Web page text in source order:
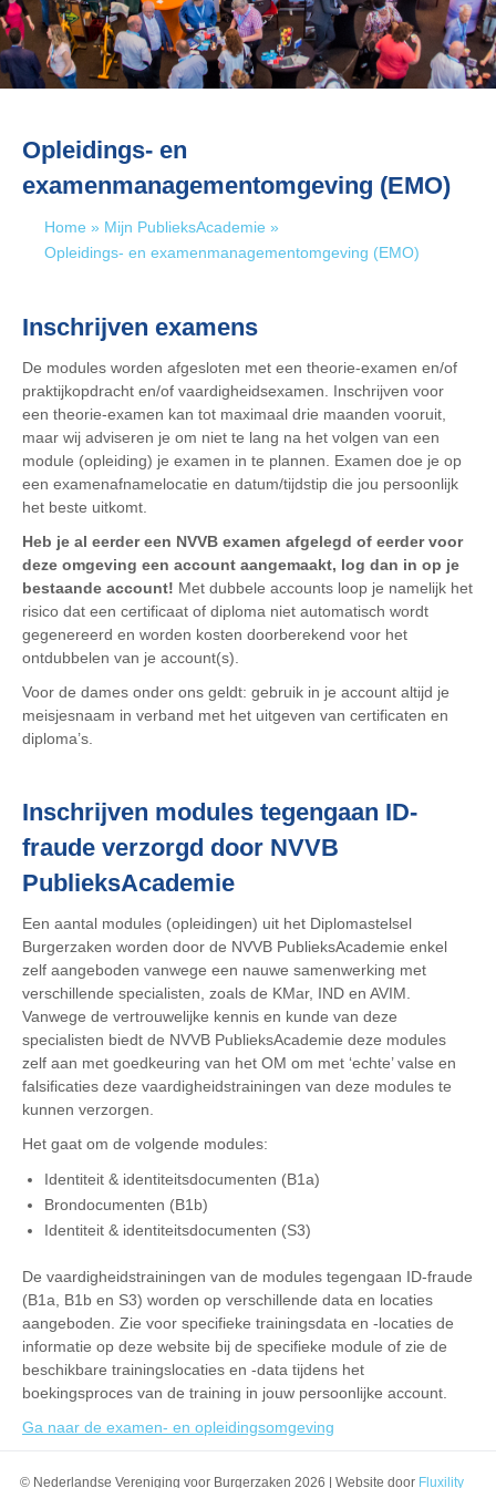
Opleidings- en
examenmanagementomgeving (EMO)
Home » Mijn PublieksAcademie »
Opleidings- en examenmanagementomgeving (EMO)
Inschrijven examens
De modules worden afgesloten met een theorie-examen en/of
praktijkopdracht en/of vaardigheidsexamen. Inschrijven voor
een theorie-examen kan tot maximaal drie maanden vooruit,
maar wij adviseren je om niet te lang na het volgen van een
module (opleiding) je examen in te plannen. Examen doe je op
een examenafnamelocatie en datum/tijdstip die jou persoonlijk
het beste uitkomt.
Heb je al eerder een NVVB examen afgelegd of eerder voor
deze omgeving een account aangemaakt, log dan in op je
bestaande account! Met dubbele accounts loop je namelijk het
risico dat een certificaat of diploma niet automatisch wordt
gegenereerd en worden kosten doorberekend voor het
ontdubbelen van je account(s).
Voor de dames onder ons geldt: gebruik in je account altijd je
meisjesnaam in verband met het uitgeven van certificaten en
diploma’s.
Inschrijven modules tegengaan ID-
fraude verzorgd door NVVB
PublieksAcademie
Een aantal modules (opleidingen) uit het Diplomastelsel
Burgerzaken worden door de NVVB PublieksAcademie enkel
zelf aangeboden vanwege een nauwe samenwerking met
verschillende specialisten, zoals de KMar, IND en AVIM.
Vanwege de vertrouwelijke kennis en kunde van deze
specialisten biedt de NVVB PublieksAcademie deze modules
zelf aan met goedkeuring van het OM om met ‘echte’ valse en
falsificaties deze vaardigheidstrainingen van deze modules te
kunnen verzorgen.
Het gaat om de volgende modules:
Identiteit & identiteitsdocumenten (B1a)
Brondocumenten (B1b)
Identiteit & identiteitsdocumenten (S3)
De vaardigheidstrainingen van de modules tegengaan ID-fraude
(B1a, B1b en S3) worden op verschillende data en locaties
aangeboden. Zie voor specifieke trainingsdata en -locaties de
informatie op deze website bij de specifieke module of zie de
beschikbare trainingslocaties en -data tijdens het
boekingsproces van de training in jouw persoonlijke account.
Ga naar de examen- en opleidingsomgeving
© Nederlandse Vereniging voor Burgerzaken 2026 | Website door Fluxility